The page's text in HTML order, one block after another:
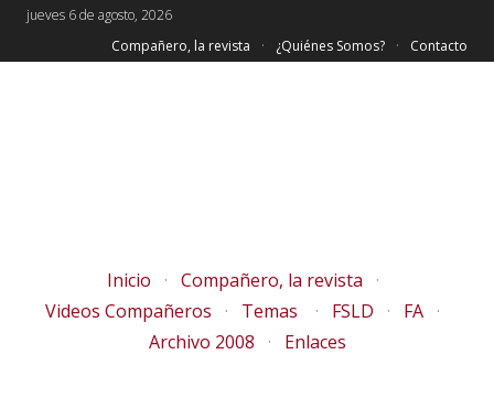
jueves 6 de agosto, 2026
Compañero, la revista
¿Quiénes Somos? Contacto
Inicio
Compañero, la revista
Videos Compañeros
Temas FSLD
FA
Archivo 2008
Enlaces